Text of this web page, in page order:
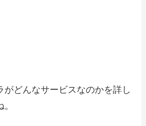
がどんなサービスなのかを詳し